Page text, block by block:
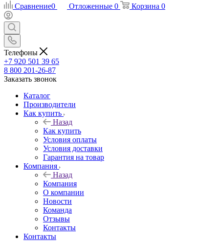
Сравнение0 Отложенные 0 Корзина 0
Телефоны
+7 920 501 39 65
8 800 201-26-87
Заказать звонок
Каталог
Производители
Как купить
Назад
Как купить
Условия оплаты
Условия доставки
Гарантия на товар
Компания
Назад
Компания
О компании
Новости
Команда
Отзывы
Контакты
Контакты